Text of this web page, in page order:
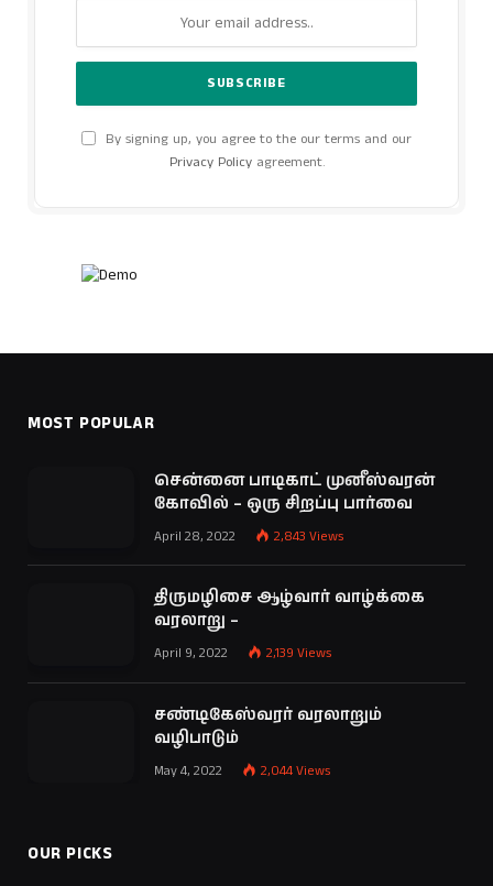
By signing up, you agree to the our terms and our
Privacy Policyagreement.
MOST POPULAR
சென்னை பாடிகாட் முனீஸ்வரன்
கோவில் – ஒரு சிறப்பு பார்வை
April 28, 2022 2,843 Views
திருமழிசை ஆழ்வார் வாழ்க்கை
வரலாறு –
April 9, 2022 2,139 Views
சண்டிகேஸ்வரர் வரலாறும்
வழிபாடும்
May 4, 2022 2,044Views
OUR PICKS